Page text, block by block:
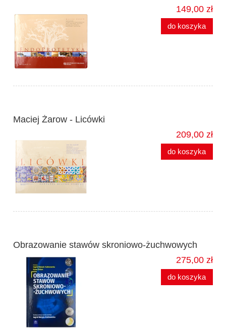
149,00 zł
do koszyka
Maciej Żarow - Licówki
209,00 zł
do koszyka
Obrazowanie stawów skroniowo-żuchwowych
275,00 zł
do koszyka